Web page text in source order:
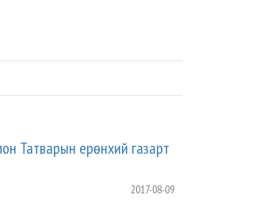
Татварын ерөнхий газарт
2017-08-09